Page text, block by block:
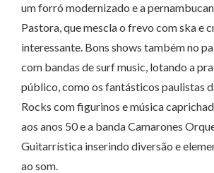
um forró modernizado e a
Pastora, que mescla o frevo com ska e
interessante. Bons shows também no
com bandas de surf music, lotando a
público, como os fantásticos paulistas
Rocks com figurinos e música
aos anos 50 e a banda Camarones
Guitarrística inserindo diversão e
ao som.